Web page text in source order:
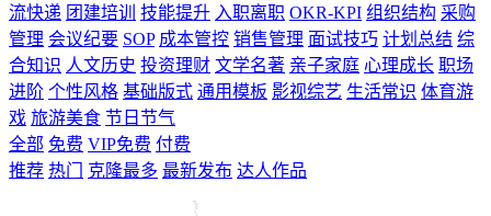
流快递 团建培训 技能提升 入职离职 OKR-KPI 组织结构 采购
管理 会议纪要 SOP 成本管控 销售管理 面试技巧 计划总结 综
合知识 人文历史 投资理财 文学名著 亲子家庭 心理成长 职场
进阶 个性风格 基础版式 通用模板 影视综艺 生活常识 体育游
戏 旅游美食 节日节气
全部 免费 VIP免费 付费
推荐 热门 克隆最多 最新发布 达人作品